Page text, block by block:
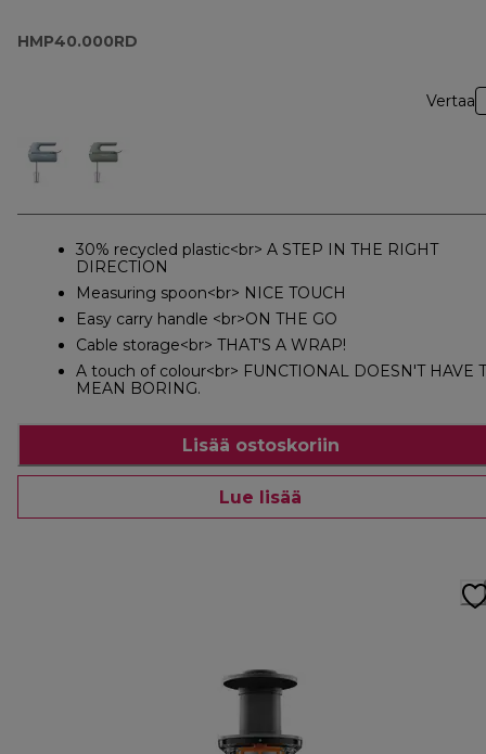
HMP40.000RD
Vertaa
30% recycled plastic<br> A STEP IN THE RIGHT
DIRECTION
Measuring spoon<br> NICE TOUCH
Easy carry handle <br>ON THE GO
Cable storage<br> THAT'S A WRAP!
A touch of colour<br> FUNCTIONAL DOESN'T HAVE
MEAN BORING.
Lisää ostoskoriin
Lue lisää